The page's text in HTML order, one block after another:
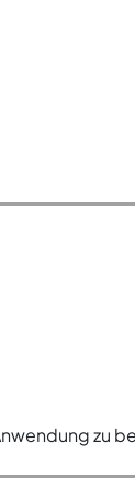
zu